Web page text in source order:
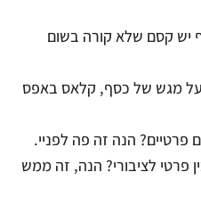
יש קסם שלא קורה בשום
על מגש של כסף, קלאס באפס
פרטיים? הנה זה פה לפניי.
פרטי לציבורי? הנה, זה ממש